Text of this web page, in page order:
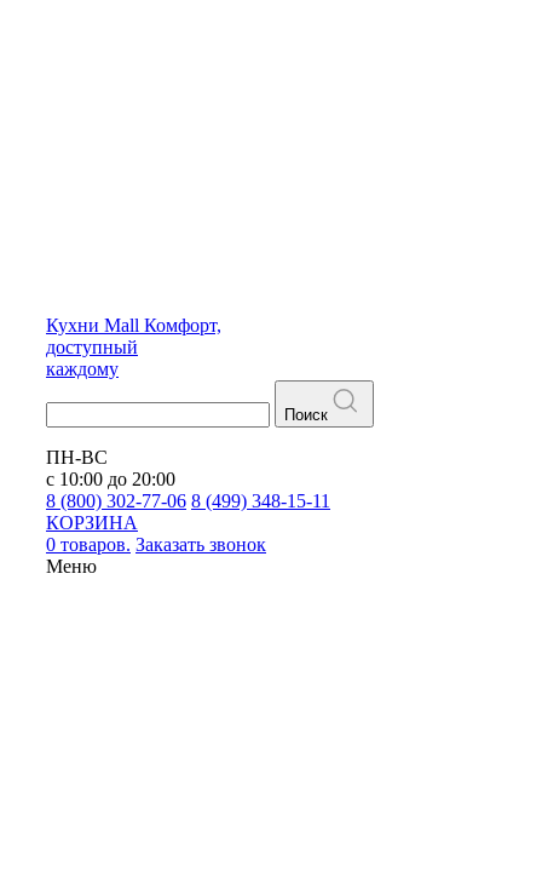
Кухни Mall Комфорт,
доступный
каждому
Поиск
ПН-ВС
с 10:00 до 20:00
8 (800) 302-77-06 8 (499) 348-15-11
КОРЗИНА
0 товаров. Заказать звонок
Меню